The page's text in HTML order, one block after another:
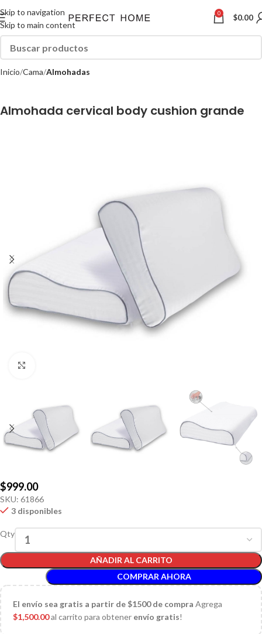
Skip to navigation
Skip to main content
0 $0.00
Inicio Cama Almohadas
Almohada cervical body cushion grande
$999.00
SKU: 61866
3 disponibles
Qty
AÑADIR AL CARRITO
COMPRAR AHORA
El envío sea gratis a partir de $1500 de compra Agrega
$1,500.00al carrito para obtener envío gratis!